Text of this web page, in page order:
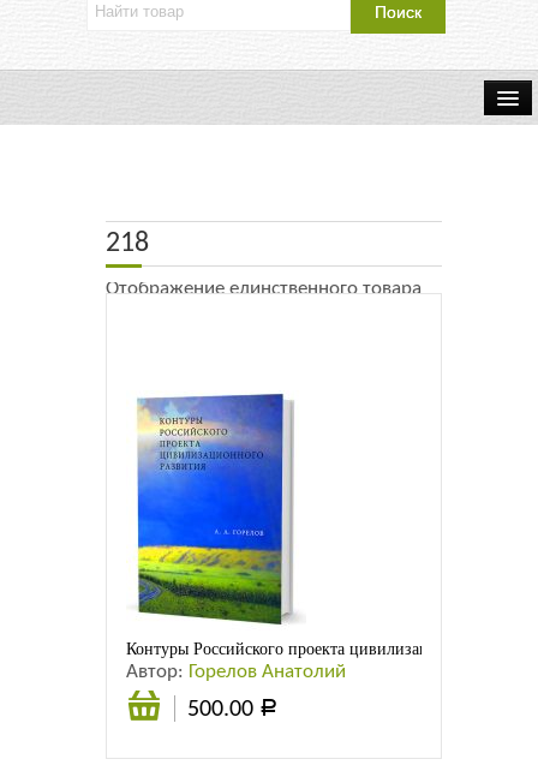
Каталог Издательства
Мастерская
218
Отображение единственного товара
Контуры Российского проекта цивилизационного
Автор: Горелов Анатолий
500.00 Р